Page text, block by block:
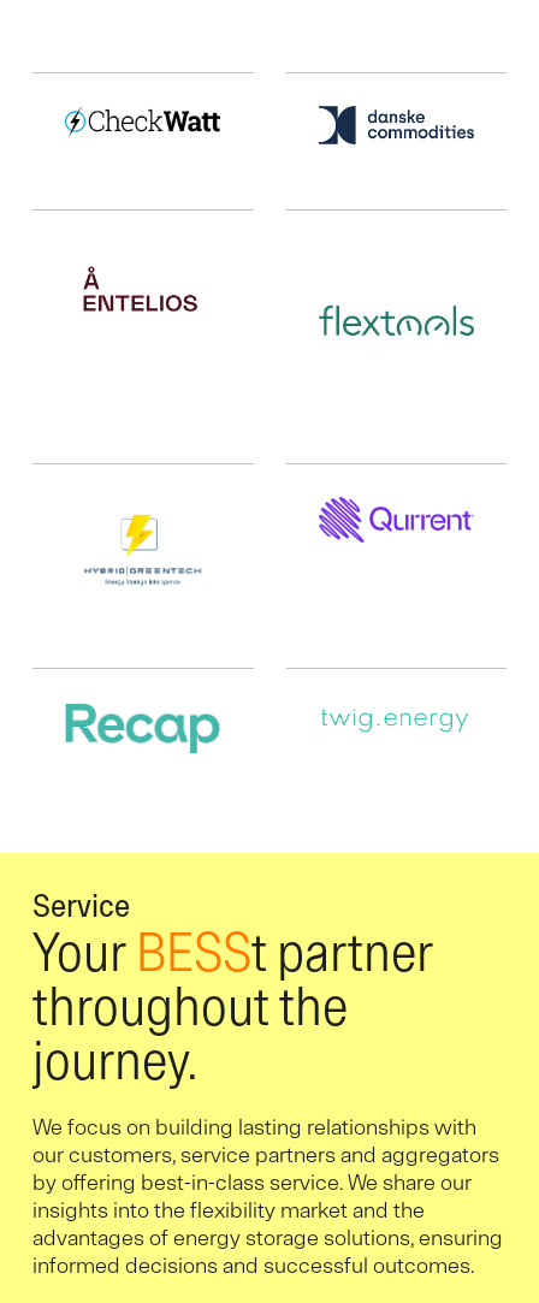
Your BESSt partner
throughout the
journey.
Service
We focus on building lasting relationships with
our customers, service partners and aggregators
by offering best-in-class service. We share our
insights into the flexibility market and the
advantages of energy storage solutions, ensuring
informed decisions and successful outcomes.